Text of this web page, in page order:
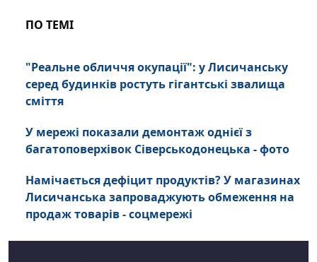
ПО ТЕМІ
"Реальне обличчя окупації": у Лисичанську
серед будинків ростуть гігантські звалища
сміття
У мережі показали демонтаж однієї з
багатоповерхівок Сіверськодонецька - фото
Намічається дефіцит продуктів? У магазинах
Лисичанська запроваджують обмеження на
продаж товарів - соцмережі